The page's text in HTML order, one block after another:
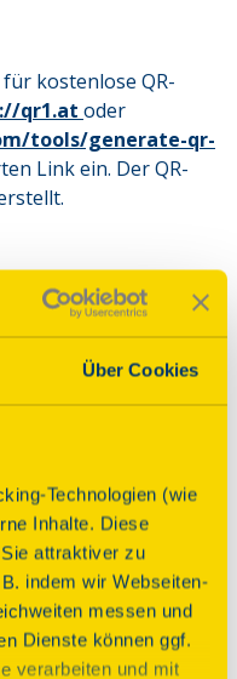
Über Cookies
Technologien (wie
Inhalte. Diese
attraktiver zu
indem wir Webseiten-
messen und
Dienste können ggf.
verarbeiten und mit
kostenlose QR-
qr1.at
tools/generate-qr-
Link ein. Der QR-
Codes nach Ihren
Formen und
QR-Code später
muss er mit gutem
Grund platziert
Sie das
Denkmals
Erstellen einfach
Für den Druck